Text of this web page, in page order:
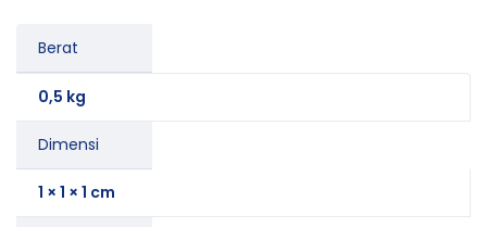
Berat
0,5 kg
Dimensi
1 × 1 × 1 cm